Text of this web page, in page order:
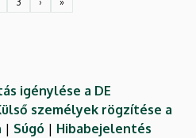
Oldal
igénylése a DE
személyek rögzítése a
| Súgó | Hibabejelentés